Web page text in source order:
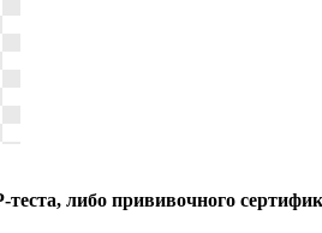
либо прививочного